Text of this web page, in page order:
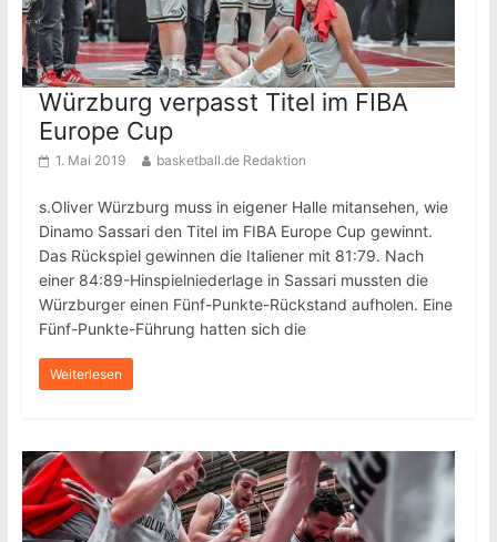
Würzburg verpasst Titel im FIBA
Europe Cup
1. Mai 2019 basketball.de Redaktion
s.Oliver Würzburg muss in eigener Halle mitansehen, wie
Dinamo Sassari den Titel im FIBA Europe Cup gewinnt.
Das Rückspiel gewinnen die Italiener mit 81:79. Nach
einer 84:89-Hinspielniederlage in Sassari mussten die
Würzburger einen Fünf-Punkte-Rückstand aufholen. Eine
Fünf-Punkte-Führung hatten sich die
Weiterlesen